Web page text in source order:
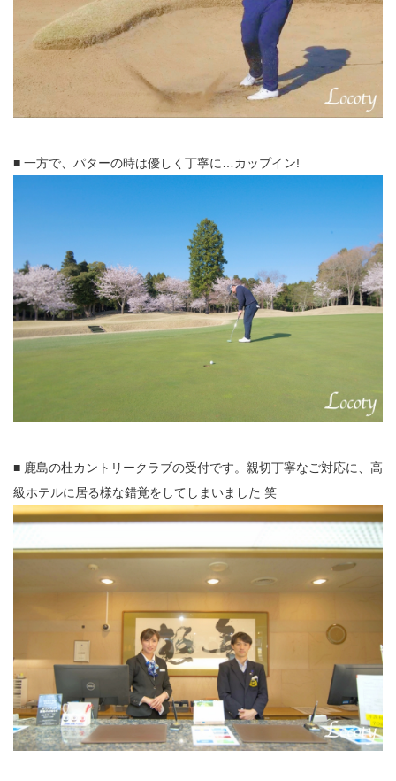
■ 一方で、パターの時は優しく丁寧に…カップイン!
■ 鹿島の杜カントリークラブの受付です。親切丁寧なご対応に、高
級ホテルに居る様な錯覚をしてしまいました 笑